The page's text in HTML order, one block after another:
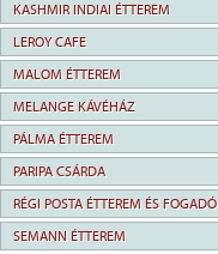
KASHMIR INDIAI ÉTTEREM
LEROY CAFE
MALOM ÉTTEREM
MELANGE KÁVÉHÁZ
PÁLMA ÉTTEREM
PARIPA CSÁRDA
RÉGI POSTA ÉTTEREM ÉS FOGADÓ
SEMANN ÉTTEREM